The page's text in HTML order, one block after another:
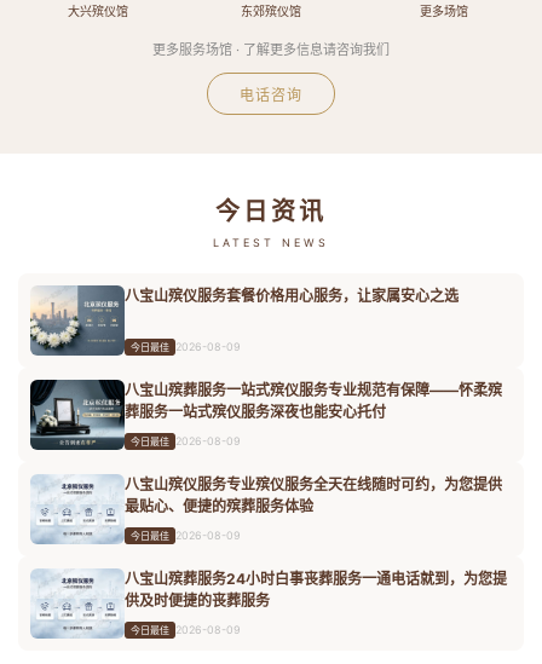
大兴殡仪馆 东郊殡仪馆 更多场馆
更多服务场馆 · 了解更多信息请咨询我们
电话咨询
今日资讯
LATEST NEWS
八宝山殡仪服务套餐价格用心服务，让家属安心之选
今日最佳 2026-08-09
八宝山殡葬服务一站式殡仪服务专业规范有保障——怀柔殡
葬服务一站式殡仪服务深夜也能安心托付
今日最佳 2026-08-09
八宝山殡仪服务专业殡仪服务全天在线随时可约，为您提供
最贴心、便捷的殡葬服务体验
今日最佳 2026-08-09
八宝山殡葬服务24小时白事丧葬服务一通电话就到，为您提
供及时便捷的丧葬服务
今日最佳 2026-08-09